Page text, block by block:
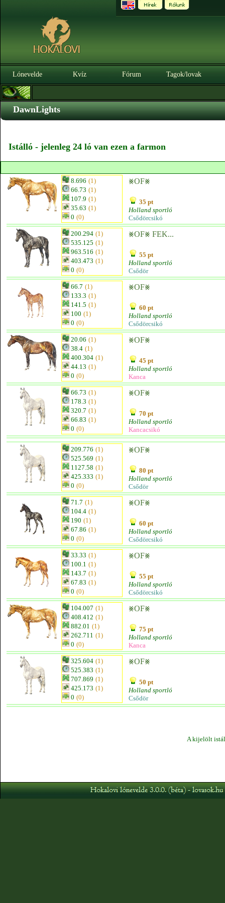
Lónevelde Kvíz Fórum Tagok/lovak
DawnLights
Istálló - jelenleg 24 ló van ezen a farmon
8.696 (1)
66.73 (1)
107.9 (1)
35.63 (1)
0 (0)
⨳OF⨳
35 pt
Holland sportló
Csődörcsikó
200.294 (1)
535.125 (1)
963.516 (1)
403.473 (1)
0 (0)
⨳OF⨳ FEK...
55 pt
Holland sportló
Csődör
66.7 (1)
133.3 (1)
141.5 (1)
100 (1)
0 (0)
⨳OF⨳
60 pt
Holland sportló
Csődörcsikó
20.06 (1)
38.4 (1)
400.304 (1)
44.13 (1)
0 (0)
⨳OF⨳
45 pt
Holland sportló
Kanca
66.73 (1)
178.3 (1)
320.7 (1)
66.83 (1)
0 (0)
⨳OF⨳
70 pt
Holland sportló
Kancacsikó
209.776 (1)
525.569 (1)
1127.58 (1)
425.333 (1)
0 (0)
⨳OF⨳
80 pt
Holland sportló
Csődör
71.7 (1)
104.4 (1)
190 (1)
67.86 (1)
0 (0)
⨳OF⨳
60 pt
Holland sportló
Csődörcsikó
33.33 (1)
100.1 (1)
143.7 (1)
67.83 (1)
0 (0)
⨳OF⨳
55 pt
Holland sportló
Csődörcsikó
104.007 (1)
408.412 (1)
882.01 (1)
262.711 (1)
0 (0)
⨳OF⨳
75 pt
Holland sportló
Kanca
325.604 (1)
525.383 (1)
707.869 (1)
425.173 (1)
0 (0)
⨳OF⨳
50 pt
Holland sportló
Csődör
A kijelölt